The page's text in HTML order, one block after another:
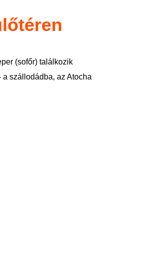
(sofőr) találkozik
szállodádba, az Atocha